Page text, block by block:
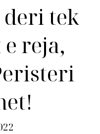
deri tek
reja,